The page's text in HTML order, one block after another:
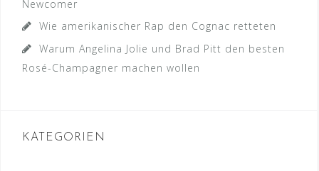
Newcomer
Wie amerikanischer Rap den Cognac retteten
Warum Angelina Jolie und Brad Pitt den besten
Rosé-Champagner machen wollen
KATEGORIEN